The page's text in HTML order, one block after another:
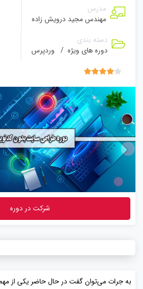
مدرس
مهندس مجید درویش زاده
دسته بندی
دوره های ویژه / وردپرس
شرکت در دوره
به جرات می‌توان گفت در حال حاضر یکی از